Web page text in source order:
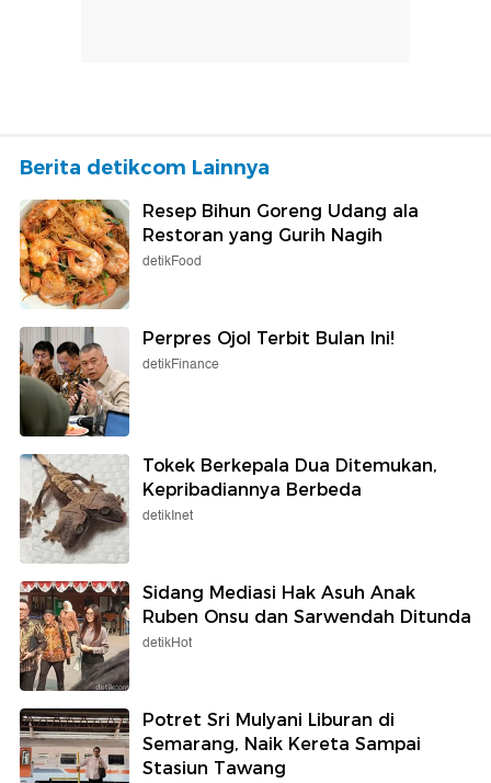
Berita detikcom Lainnya
Resep Bihun Goreng Udang ala
Restoran yang Gurih Nagih
detikFood
Perpres Ojol Terbit Bulan Ini!
detikFinance
Tokek Berkepala Dua Ditemukan,
Kepribadiannya Berbeda
detikInet
Sidang Mediasi Hak Asuh Anak
Ruben Onsu dan Sarwendah Ditunda
detikHot
Potret Sri Mulyani Liburan di
Semarang, Naik Kereta Sampai
Stasiun Tawang